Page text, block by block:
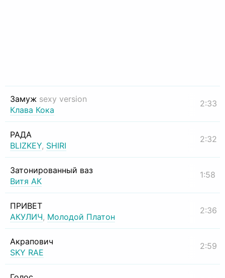
Замуж sexy version
Клава Кока
2:33
РАДА
BLIZKEY, SHIRI
2:32
Затонированный ваз
Витя АК
1:58
ПРИВЕТ
АКУЛИЧ, Молодой Платон
2:36
Акрапович
SKY RAE
2:59